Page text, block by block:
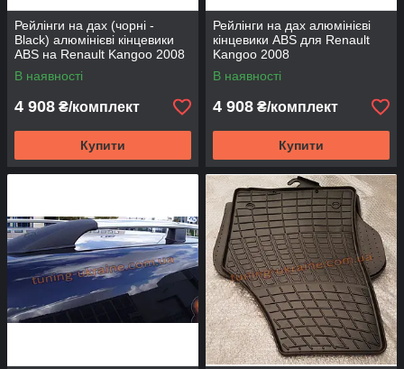
Рейлінги на дах (чорні -
Black) алюмінієві кінцевики
ABS на Renault Kangoo 2008
В наявності
4 908 ₴/комплект
Купити
Рейлінги на дах алюмінієві
кінцевики ABS для Renault
Kangoo 2008
В наявності
4 908 ₴/комплект
Купити